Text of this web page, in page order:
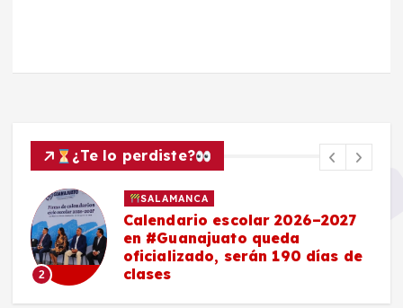
¿Te lo perdiste?
2
SALAMANCA
Calendario escolar 2026–2027
en #Guanajuato queda
oficializado, serán 190 días de
clases